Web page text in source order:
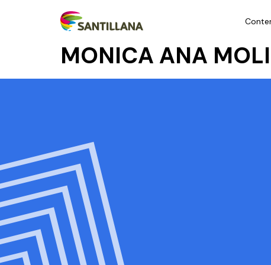
MONICA ANA